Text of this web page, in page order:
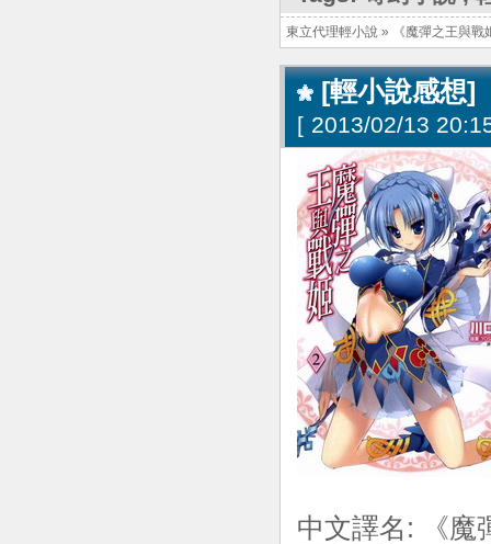
東立代理輕小說 » 《魔彈之王與戰
[輕小說感想]
[ 2013/02/13
中文譯名: 《